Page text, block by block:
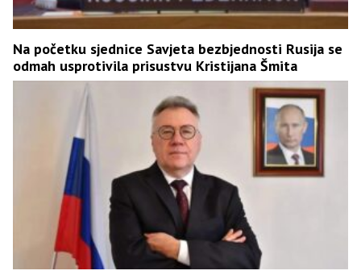
Na početku sjednice Savjeta bezbjednosti Rusija se
odmah usprotivila prisustvu Kristijana Šmita